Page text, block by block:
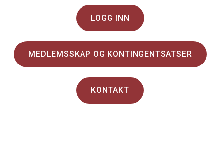
LOGG INN
MEDLEMSSKAP OG KONTINGENTSATSER
KONTAKT